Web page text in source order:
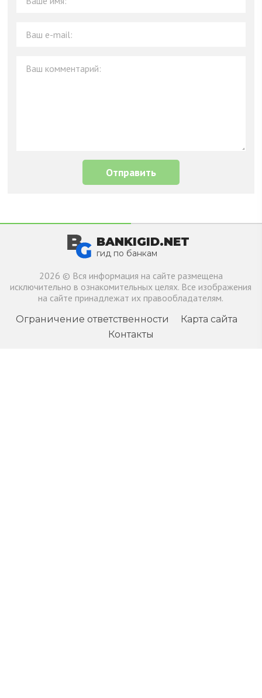
BANKIGID.NET
гид по банкам
2026 © Вся информация на сайте размещена
исключительно в ознакомительных целях. Все изображения
на сайте принадлежат их правообладателям.
Ограничение ответственности
Карта сайта
Контакты